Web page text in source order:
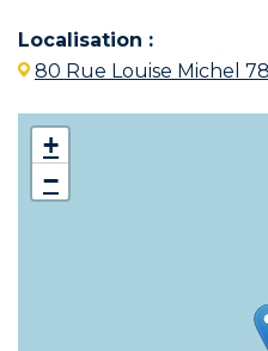
Localisation :
80 Rue Louise Michel
+
−